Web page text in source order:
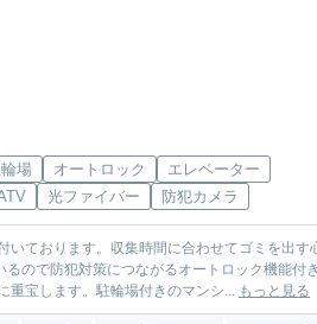
場 オートロック
エレベーター
光ファイバー 防犯カメラ
いております。収集時間に合わせてゴミを出す
ので防犯対策につながるオートロック機能付
重宝します。駐輪場付きのマンシ... もっと見る